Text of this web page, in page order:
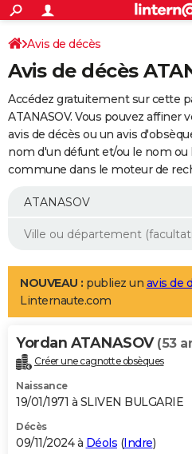
ACTUALITÉS
Politique
Société
Faits Divers
Education
Monde
Villes
+
SPORT
Coupe du monde 2026
Football
Tennis
Cyclisme
Rugby
Forum
Programme TV
TNT
Streaming
Cinéma
Sorties cinéma
Musique
+
FINANCE
Retraite
Epargne
Immobilier
Risques naturels par ville
Banque
Assurance
AUTO
Essais
Réserver un essai
Citadines
Berlines
SUV
Forum auto
+
Mobiles
Meilleur smartphone
Internet
Ordinateurs
Jeux vidéo
Guide high-tech
Aménagement intérieur
LIFESTYLE
Art de vivre
Bien-être
Loisirs
Mode
Modes de vie
Alimentation
Guide de la santé
Maladies
Médicaments
Sommeil
VOYAGE
Destinations
City break
Voyage nature
Voyage de noces
Forum
Climat
+PHOTO
GUIDES D'ACHAT
BONS PLANS
Avis de décès
Avis de décès
Accédez gratuitement sur cette
ATANASOV. Vous pouvez
avis de décès ou un avis
nom d'un défunt et/ou le nom ou
commune dans le moteur de
NOUVEAU : publiez un avis de
Linternaute.com
Yordan ATANASOV (53
Créer une cagnotte obsèques
Naissance
19/01/1971 à SLIVEN BULGARIE
Décès
09/11/2024 à Déols (Indre)